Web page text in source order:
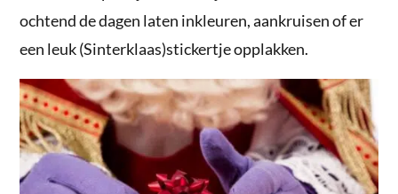
ochtend de dagen laten inkleuren, aankruisen of er
een leuk (Sinterklaas)stickertje opplakken.